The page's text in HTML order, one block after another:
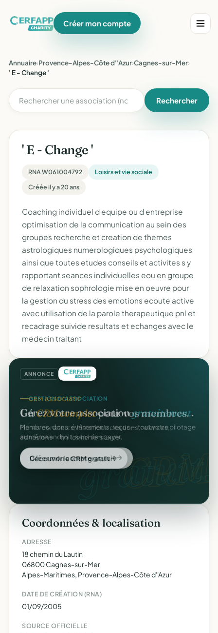
Créer mon compte
Annuaire›Provence-Alpes-Côte d''Azur›Cagnes-sur-Mer›
' E - Change '
Rechercher
' E - Change '
RNA W061004792
Loisirs et vie sociale
Créée il y a 20 ans
Coaching individuel d equipe ou d entreprise
optimisation de la communication au sein des
groupes recherche et creation de themes
astrologiques numerologiques psychologiques
ainsi que toutes etudes conseils et activites s y
rapportant seances individuelles eou en groupe
de relaxation sophrologie mise en oeuvre pour
la gestion du stress des emotions ecoute active
avec utilisation de la parole therapeutique pnl et
recadrage suivide resultats et echanges avec le
medecin traitant
ANNONCE
gratuit.
GESTION D'ASSOCIATION
Gérez votre associationgratuitement.
Membres, dons, événements, reçus — tout votre pilotage
au même endroit, sans rien payer.
Créer mon compte gratuit
CRM ASSOCIATIF
UnCRM completpour vos membres.
Fiches donateurs, historique des dons, relances,
adhésions — fini les fichiers Excel.
Découvrir le CRM gratuit
Coordonnées & localisation
ADRESSE
18 chemin du Lautin
06800 Cagnes-sur-Mer
Alpes-Maritimes, Provence-Alpes-Côte d''Azur
DATE DE CRÉATION (RNA)
01/09/2005
SOURCE OFFICIELLE